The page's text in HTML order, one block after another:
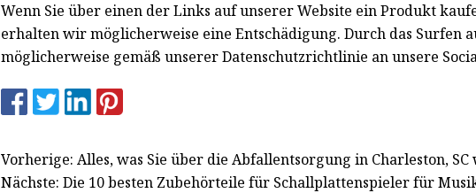
Wenn Sie über einen der Links auf unserer Website ein Produkt
erhalten wir möglicherweise eine Entschädigung. Durch das Surfen
möglicherweise gemäß unserer Datenschutzrichtlinie an unsere
Vorherige: Alles, was Sie über die Abfallentsorgung in Charleston, SC
Nächste: Die 10 besten Zubehörteile für Schallplattenspieler für